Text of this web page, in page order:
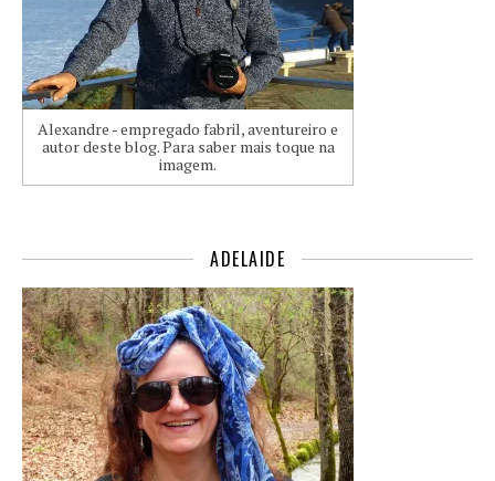
Alexandre - empregado fabril, aventureiro e
autor deste blog. Para saber mais toque na
imagem.
ADELAIDE